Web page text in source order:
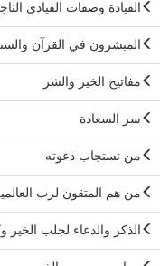
القيادة وصفات القيادي
المبشرون في القرآن
مفاتيح الخير والشر
سر السعادة
من تستجاب دعوته
من هم المتقون لرب
الذكر والدعاء لجلب الخير